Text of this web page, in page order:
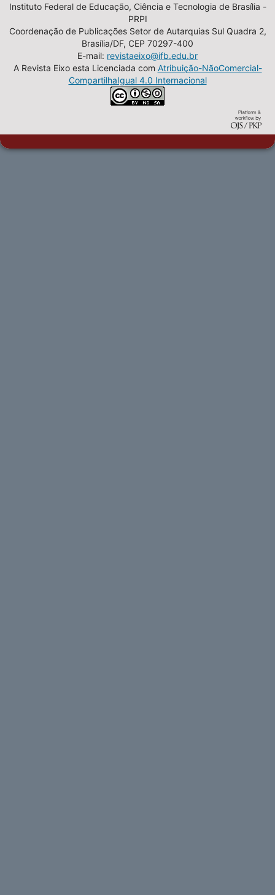
Instituto Federal de Educação, Ciência e Tecnologia de Brasília -
PRPI
Coordenação de Publicações Setor de Autarquias Sul Quadra 2,
Brasília/DF, CEP 70297-400
E-mail: revistaeixo@ifb.edu.br
A Revista Eixo esta Licenciada com Atribuição-NãoComercial-
CompartilhaIgual 4.0 Internacional